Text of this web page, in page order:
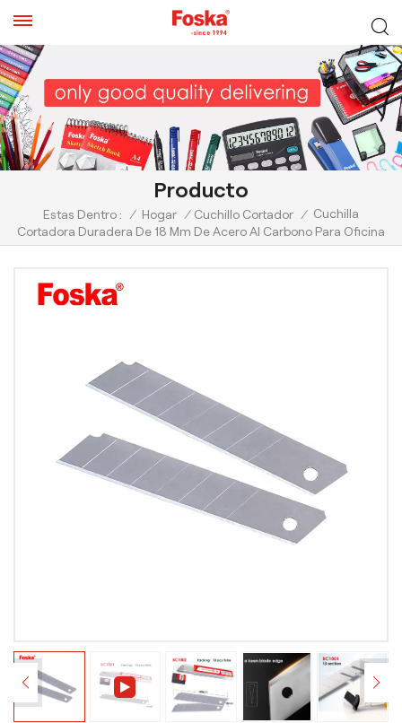
Producto
Estas Dentro : / Hogar / Cuchillo Cortador / Cuchilla
Cortadora Duradera De 18 Mm De Acero Al Carbono Para Oficina